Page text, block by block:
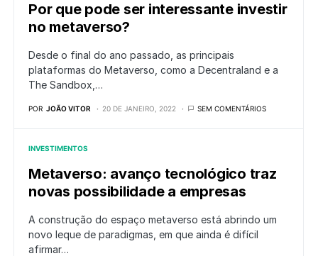
Por que pode ser interessante investir
no metaverso?
Desde o final do ano passado, as principais
plataformas do Metaverso, como a Decentraland e a
The Sandbox,…
POR JOÃO VITOR 20 DE JANEIRO, 2022 SEM COMENTÁRIOS
INVESTIMENTOS
Metaverso: avanço tecnológico traz
novas possibilidade a empresas
A construção do espaço metaverso está abrindo um
novo leque de paradigmas, em que ainda é difícil
afirmar…